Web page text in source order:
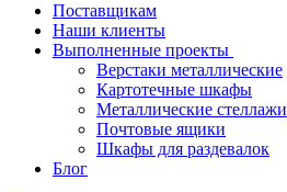
Поставщикам
Наши клиенты
Выполненные проекты
Верстаки металлические
Картотечные шкафы
Металлические стеллажи
Почтовые ящики
Шкафы для раздевалок
Блог